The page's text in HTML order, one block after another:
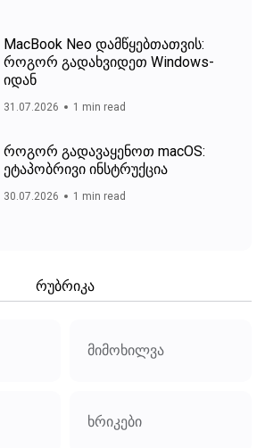
MacBook Neo დამწყებთათვის:
როგორ გადახვიდეთ Windows-
იდან
31.07.2026 1 min read
როგორ გადავაყენოთ macOS:
ეტაპობრივი ინსტრუქცია
30.07.2026 1 min read
რუბრიკა
მიმოხილვა
ხრიკები